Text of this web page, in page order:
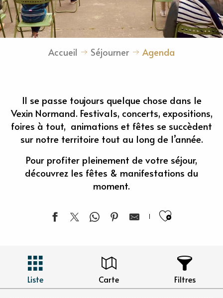
Accueil Séjourner Agenda
Il se passe toujours quelque chose dans le
Vexin Normand. Festivals, concerts, expositions,
foires à tout, animations et fêtes se succèdent
sur notre territoire tout au long de l’année.
Pour profiter pleinement de votre séjour,
découvrez les fêtes & manifestations du
moment.
Ajouter
Liste Carte Filtres